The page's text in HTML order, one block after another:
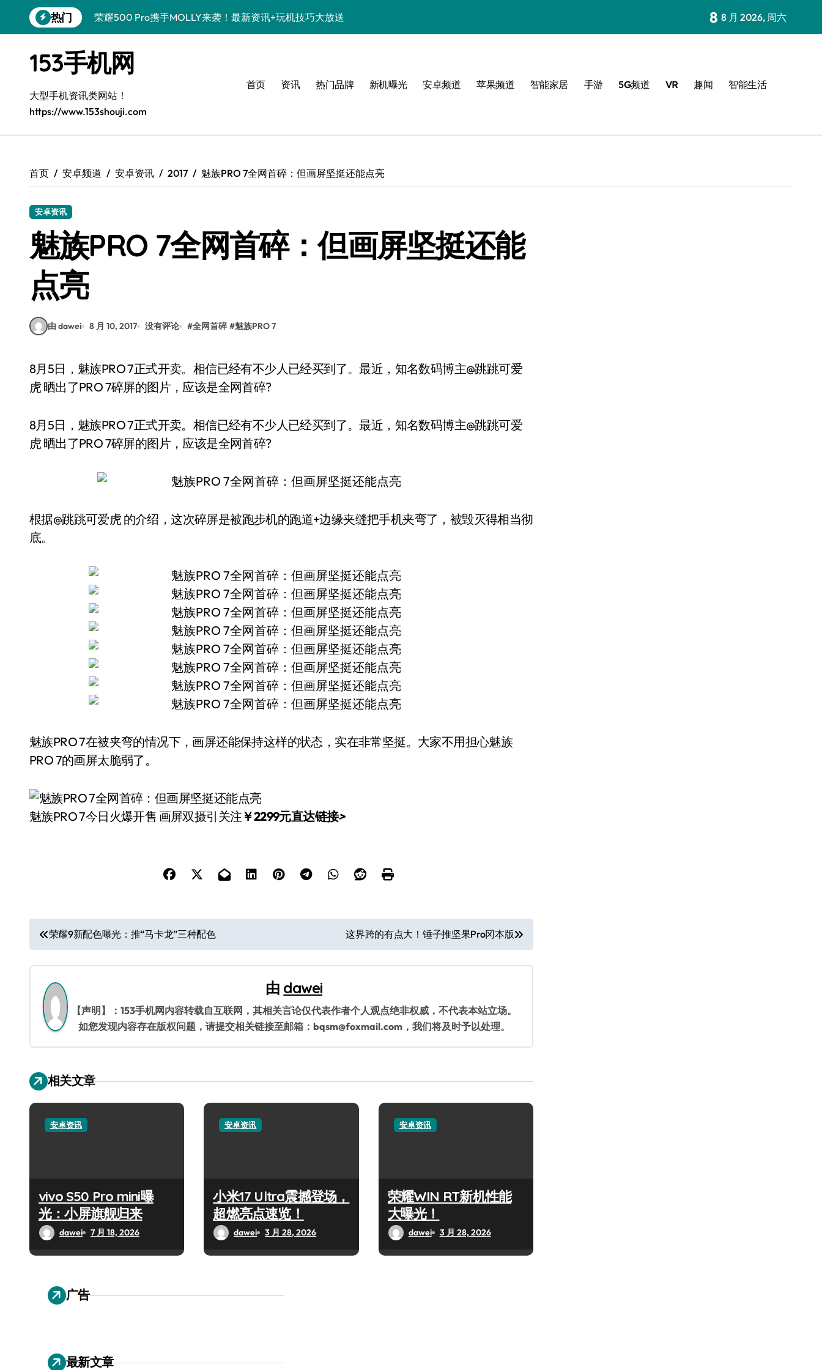
到
热门
荣耀500 Pro携手MOLLY来袭！最新资讯+玩机技巧大放送
真我GT8 Pro来袭！特色功能大揭秘，速来围观！
vivo S50 Pro mini来袭！小屏旗舰，亮点速览一手掌握！
手机分享员揭秘：REDMI K90亮点配置，一文全掌握！
荣耀ROBOT PHONE在手，智能资讯生活一键全掌控！
iPhone 17e爆料来袭！性能配置大升级，速来围观！
荣耀WIN资讯秒达，手机实用管家助你快人一步抢先知！
8 8 月 2026, 周六
153手机网
大型手机资讯类网站！
https://www.153shouji.com
首页 资讯 热门品牌 新机曝光 安卓频道 苹果频道 智能家居 手游 5G频道 VR 趣闻 智能生活
首页 安卓频道 安卓资讯 2017 魅族PRO 7全网首碎：但画屏坚挺还能点亮
安卓资讯
魅族PRO 7全网首碎：但画屏坚挺还能
点亮
由 dawei 8 月 10, 2017 没有评论 #全网首碎 #魅族PRO 7
8月5日，魅族PRO 7正式开卖。相信已经有不少人已经买到了。最近，知名数码博主@跳跳可爱
虎 晒出了PRO 7碎屏的图片，应该是全网首碎?
8月5日，魅族PRO 7正式开卖。相信已经有不少人已经买到了。最近，知名数码博主@跳跳可爱
虎 晒出了PRO 7碎屏的图片，应该是全网首碎?
根据@跳跳可爱虎 的介绍，这次碎屏是被跑步机的跑道+边缘夹缝把手机夹弯了，被毁灭得相当彻
底。
魅族PRO 7在被夹弯的情况下，画屏还能保持这样的状态，实在非常坚挺。大家不用担心魅族
PRO 7的画屏太脆弱了。
魅族PRO 7今日火爆开售 画屏双摄引关注￥2299元直达链接>
文
章
导
航
荣耀9新配色曝光：推“马卡龙”三种配色 这界跨的有点大！锤子推坚果Pro冈本版
由 dawei
【声明】：153手机网内容转载自互联网，其相关言论仅代表作者个人观点绝非权威，不代表本站立场。
如您发现内容存在版权问题，请提交相关链接至邮箱：bqsm@foxmail.com，我们将及时予以处理。
相关文章
安卓资讯
vivo S50 Pro mini曝
光：小屏旗舰归来
dawei 7 月 18, 2026
安卓资讯
小米17 Ultra震撼登场，
超燃亮点速览！
dawei 3 月 28, 2026
安卓资讯
荣耀WIN RT新机性能
大曝光！
dawei 3 月 28, 2026
广告
最新文章